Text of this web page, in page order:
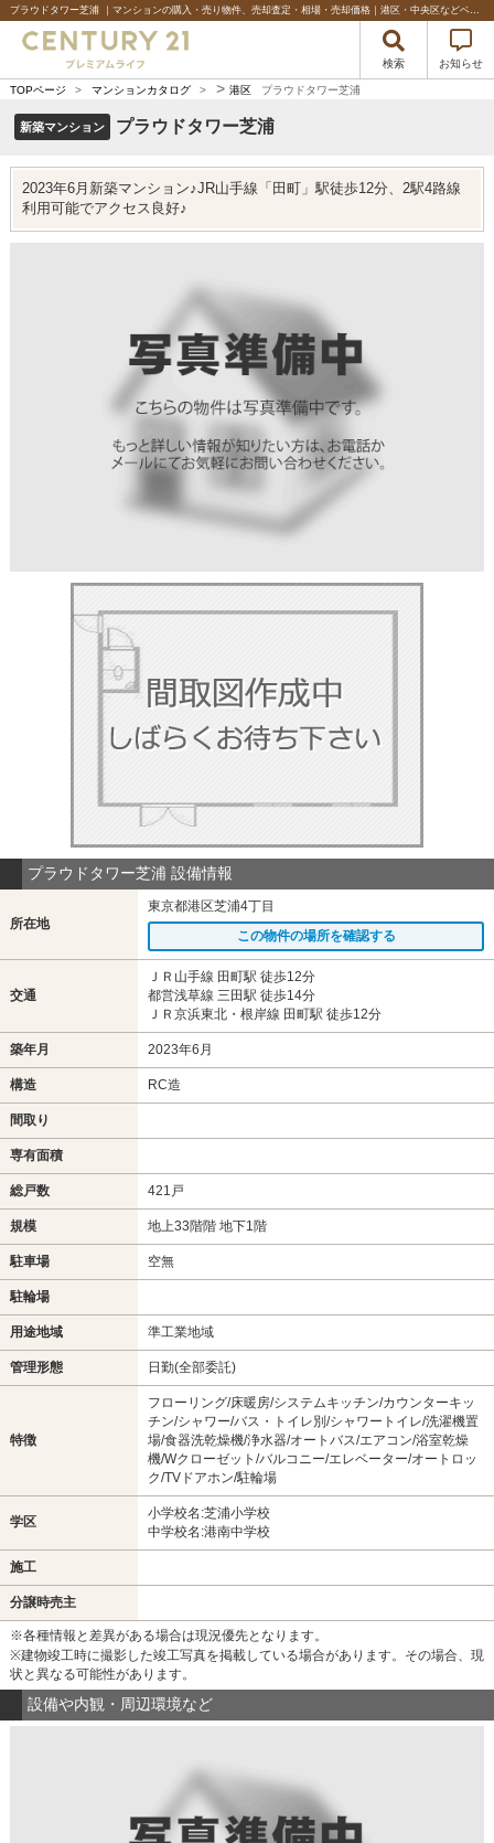
プラウドタワー芝浦 ｜マンションの購入・売り物件、売却査定・相場・売却価格｜港区・中央区などベイエリアの不動産のことならセンチュリー21プレミアムライフ
検索 お知らせ
TOPページ > マンションカタログ > > 港区 プラウドタワー芝浦
新築マンション プラウドタワー芝浦
2023年6月新築マンション♪JR山手線「田町」駅徒歩12分、2駅4路線
利用可能でアクセス良好♪
プラウドタワー芝浦 設備情報
所在地
東京都港区芝浦4丁目
この物件の場所を確認する
交通
ＪＲ山手線 田町駅 徒歩12分
都営浅草線 三田駅 徒歩14分
ＪＲ京浜東北・根岸線 田町駅 徒歩12分
築年月 2023年6月
構造 RC造
間取り
専有面積
総戸数 421戸
規模 地上33階階 地下1階
駐車場 空無
駐輪場
用途地域 準工業地域
管理形態 日勤(全部委託)
特徴
フローリング/床暖房/システムキッチン/カウンターキッ
チン/シャワー/バス・トイレ別/シャワートイレ/洗濯機置
場/食器洗乾燥機/浄水器/オートバス/エアコン/浴室乾燥
機/Wクローゼット/バルコニー/エレベーター/オートロッ
ク/TVドアホン/駐輪場
学区
小学校名:芝浦小学校
中学校名:港南中学校
施工
分譲時売主
※各種情報と差異がある場合は現況優先となります。
※建物竣工時に撮影した竣工写真を掲載している場合があります。その場合、現
状と異なる可能性があります。
設備や内観・周辺環境など